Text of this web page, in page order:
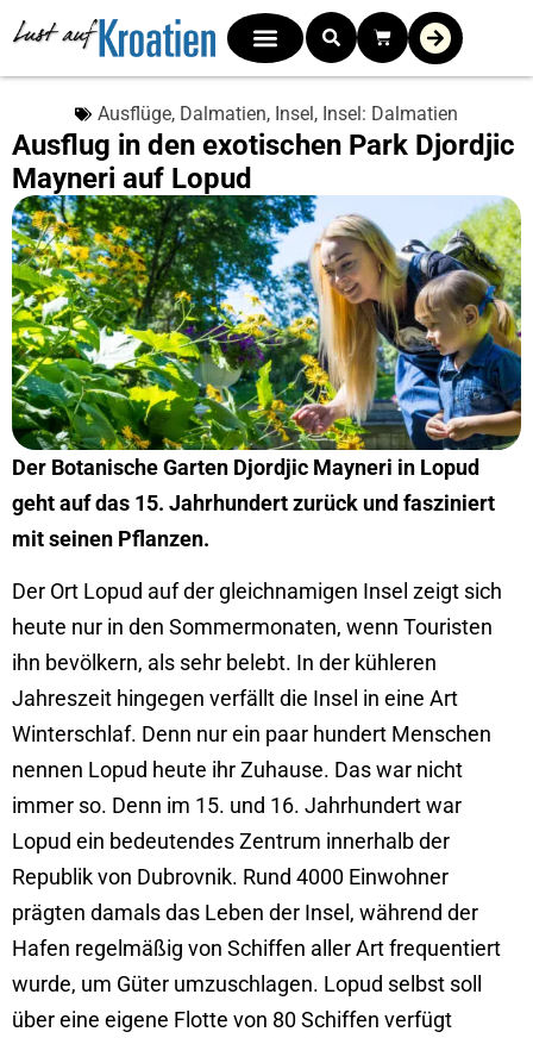
Ausflüge, Dalmatien, Insel, Insel: Dalmatien
Ausflug in den exotischen Park Djordjic
Mayneri auf Lopud
Der Botanische Garten Djordjic Mayneri in Lopud
geht auf das 15. Jahrhundert zurück und fasziniert
mit seinen Pflanzen.
Der Ort Lopud auf der gleichnamigen Insel zeigt sich
heute nur in den Sommermonaten, wenn Touristen
ihn bevölkern, als sehr belebt. In der kühleren
Jahreszeit hingegen verfällt die Insel in eine Art
Winterschlaf. Denn nur ein paar hundert Menschen
nennen Lopud heute ihr Zuhause. Das war nicht
immer so. Denn im 15. und 16. Jahrhundert war
Lopud ein bedeutendes Zentrum innerhalb der
Republik von Dubrovnik. Rund 4000 Einwohner
prägten damals das Leben der Insel, während der
Hafen regelmäßig von Schiffen aller Art frequentiert
wurde, um Güter umzuschlagen. Lopud selbst soll
über eine eigene Flotte von 80 Schiffen verfügt